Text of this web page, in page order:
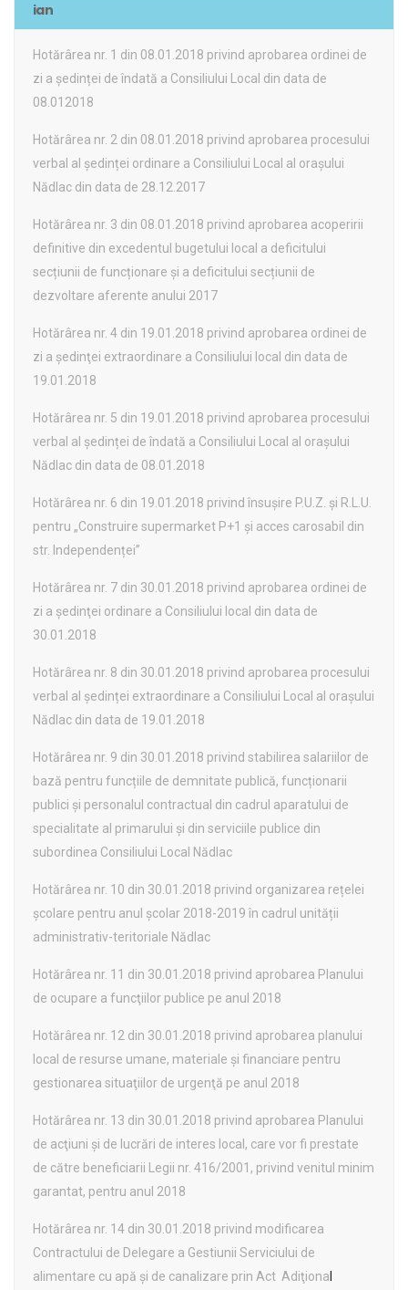
ian
Hotărârea nr. 1 din 08.01.2018 privind aprobarea ordinei de
zi a ședinței de îndată a Consiliului Local din data de
08.012018
Hotărârea nr. 2 din 08.01.2018 privind aprobarea procesului
verbal al ședinței ordinare a Consiliului Local al orașului
Nădlac din data de 28.12.2017
Hotărârea nr. 3 din 08.01.2018 privind aprobarea acoperirii
definitive din excedentul bugetului local a deficitului
secțiunii de funcționare și a deficitului secțiunii de
dezvoltare aferente anului 2017
Hotărârea nr. 4 din 19.01.2018 privind aprobarea ordinei de
zi a şedinţei extraordinare a Consiliului local din data de
19.01.2018
Hotărârea nr. 5 din 19.01.2018 privind aprobarea procesului
verbal al ședinței de îndată a Consiliului Local al orașului
Nădlac din data de 08.01.2018
Hotărârea nr. 6 din 19.01.2018 privind însușire P.U.Z. şi R.L.U.
pentru „Construire supermarket P+1 și acces carosabil din
str. Independenței”
Hotărârea nr. 7 din 30.01.2018 privind aprobarea ordinei de
zi a şedinţei ordinare a Consiliului local din data de
30.01.2018
Hotărârea nr. 8 din 30.01.2018 privind aprobarea procesului
verbal al ședinței extraordinare a Consiliului Local al orașului
Nădlac din data de 19.01.2018
Hotărârea nr. 9 din 30.01.2018 privind stabilirea salariilor de
bază pentru funcțiile de demnitate publică, funcționarii
publici și personalul contractual din cadrul aparatului de
specialitate al primarului și din serviciile publice din
subordinea Consiliului Local Nădlac
Hotărârea nr. 10 din 30.01.2018 privind organizarea rețelei
școlare pentru anul școlar 2018-2019 în cadrul unității
administrativ-teritoriale Nădlac
Hotărârea nr. 11 din 30.01.2018 privind aprobarea Planului
de ocupare a funcţiilor publice pe anul 2018
Hotărârea nr. 12 din 30.01.2018 privind aprobarea planului
local de resurse umane, materiale şi financiare pentru
gestionarea situaţiilor de urgenţă pe anul 2018
Hotărârea nr. 13 din 30.01.2018 privind aprobarea Planului
de acţiuni și de lucrări de interes local, care vor fi prestate
de către beneficiarii Legii nr. 416/2001, privind venitul minim
garantat, pentru anul 2018
Hotărârea nr. 14 din 30.01.2018 privind modificarea
Contractului de Delegare a Gestiunii Serviciului de
alimentare cu apă şi de canalizare prin Act Adiţiona